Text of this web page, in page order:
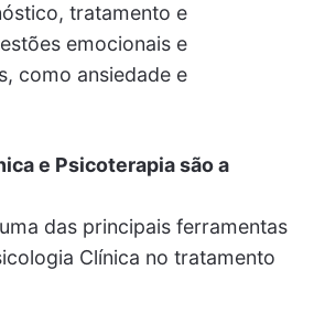
tratamento e
emocionais e
como ansiedade e
e Psicoterapia são a
das principais ferramentas
Clínica no tratamento